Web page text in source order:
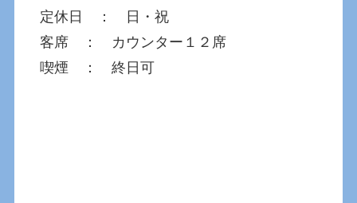
定休日 ： 日・祝
客席 ： カウンター１２席
喫煙 ： 終日可